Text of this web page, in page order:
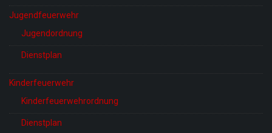
Jugendfeuerwehr
Jugendordnung
Dienstplan
Kinderfeuerwehr
Kinderfeuerwehrordnung
Dienstplan